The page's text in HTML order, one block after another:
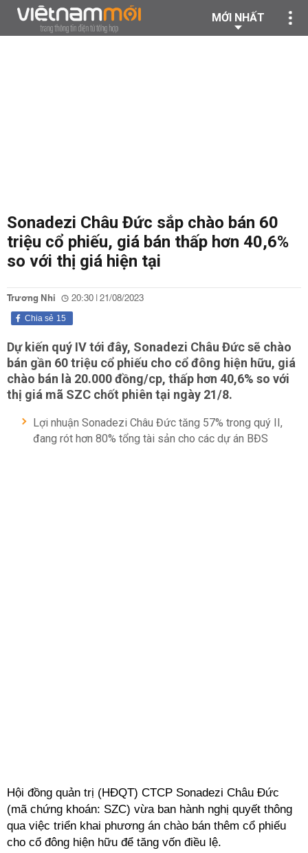
MỚI NHẤT
Sonadezi Châu Đức sắp chào bán 60
triệu cổ phiếu, giá bán thấp hơn 40,6%
so với thị giá hiện tại
Trương Nhi 20:30 | 21/08/2023
15
Chia sẻ
Dự kiến quý IV tới đây, Sonadezi Châu Đức sẽ chào
bán gần 60 triệu cổ phiếu cho cổ đông hiện hữu, giá
chào bán là 20.000 đồng/cp, thấp hơn 40,6% so với
thị giá mã SZC chốt phiên tại ngày 21/8.
Lợi nhuận Sonadezi Châu Đức tăng 57% trong quý II,
đang rót hơn 80% tổng tài sản cho các dự án BĐS
Hội đồng quản trị (HĐQT) CTCP Sonadezi Châu Đức
(mã chứng khoán: SZC) vừa ban hành nghị quyết thông
qua việc triển khai phương án chào bán thêm cổ phiếu
cho cổ đông hiện hữu để tăng vốn điều lệ.